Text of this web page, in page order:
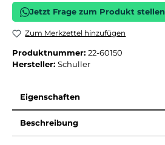
Jetzt Frage zum Produkt stellen
Zum Merkzettel hinzufügen
Produktnummer: 22-60150
Hersteller: Schuller
Eigenschaften
Beschreibung